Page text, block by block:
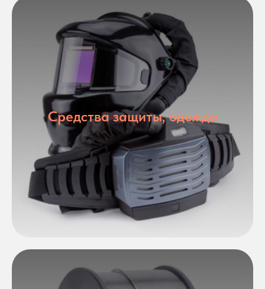
Средства защиты, одежда